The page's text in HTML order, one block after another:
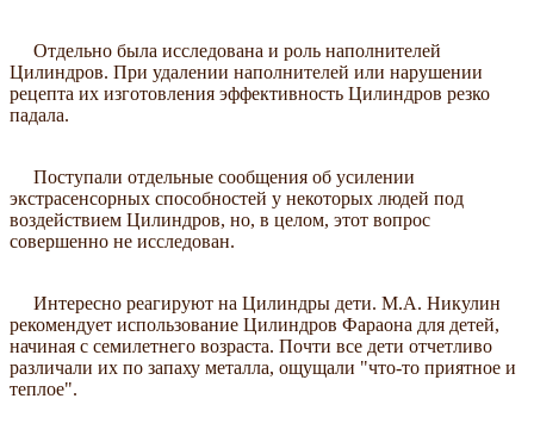
Отдельно была исследована и роль наполнителей
Цилиндров. При удалении наполнителей или нарушении
рецепта их изготовления эффективность Цилиндров резко
падала.
Поступали отдельные сообщения об усилении
экстрасенсорных способностей у некоторых людей под
воздействием Цилиндров, но, в целом, этот вопрос
совершенно не исследован.
Интересно реагируют на Цилиндры дети. М.А. Никулин
рекомендует использование Цилиндров Фараона для детей,
начиная с семилетнего возраста. Почти все дети отчетливо
различали их по запаху металла, ощущали "что-то приятное и
теплое".